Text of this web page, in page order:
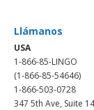
Llámanos
USA
1-866-85-LINGO
(1-866-85-54646)
1-866-503-0728
347 5th Ave, Suite